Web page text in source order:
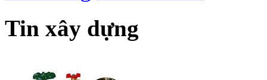
Tin xây dựng